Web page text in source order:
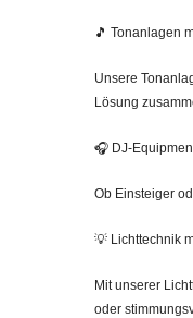
🎵 Tonanlagen
Unsere
Lösung
🎧
Ob Einsteiger
💡 Lichttechnik
Mit unserer
oder